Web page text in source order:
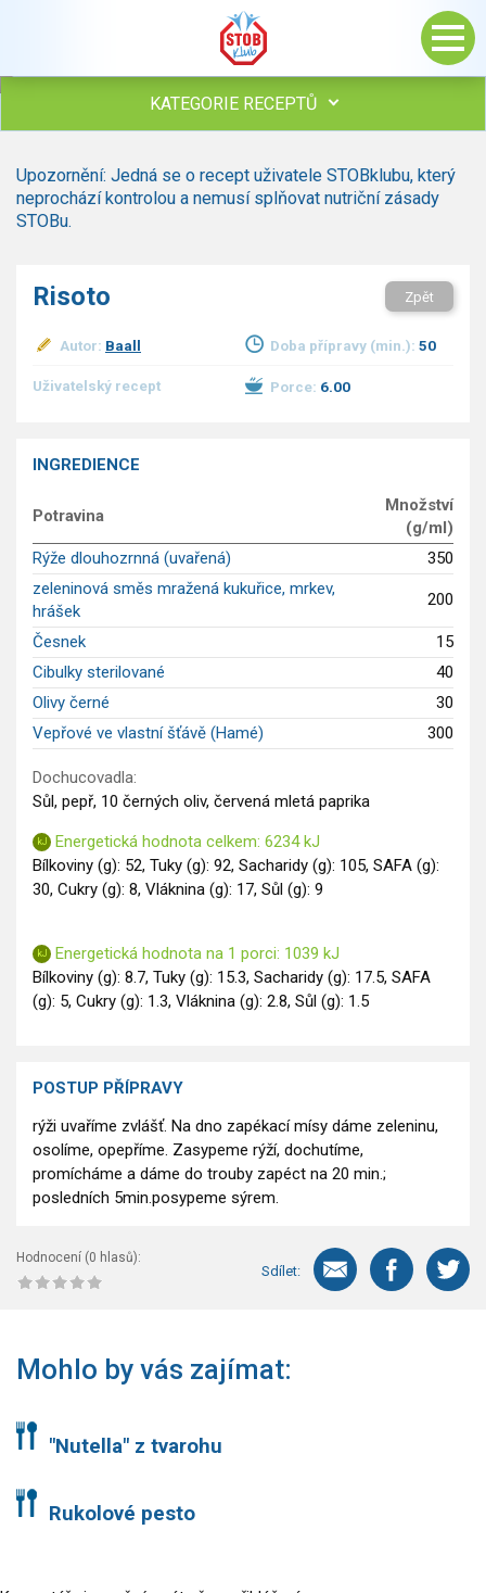
KATEGORIE RECEPTŮ
Polévky
Studená kuchyně
Bezmasé a zeleninové
Sladké pokrmy
Dezerty
Dětské recepty
Upozornění: Jedná se o recept uživatele STOBklubu, který
neprochází kontrolou a nemusí splňovat nutriční zásady
STOBu.
Risoto Zpět
Autor: Baall Doba přípravy (min.): 50
Uživatelský recept Porce: 6.00
INGREDIENCE
Potravina
Množství
(g/ml)
Rýže dlouhozrnná (uvařená)
350
zeleninová směs mražená kukuřice, mrkev,
hrášek
200
Česnek
15
Cibulky sterilované
40
Olivy černé
30
Vepřové ve vlastní šťávě (Hamé)
300
Dochucovadla:
Sůl, pepř, 10 černých oliv, červená mletá paprika
Energetická hodnota celkem: 6234 kJ
Bílkoviny (g): 52, Tuky (g): 92, Sacharidy (g): 105, SAFA (g):
30, Cukry (g): 8, Vláknina (g): 17, Sůl (g): 9
Energetická hodnota na 1 porci: 1039 kJ
Bílkoviny (g): 8.7, Tuky (g): 15.3, Sacharidy (g): 17.5, SAFA
(g): 5, Cukry (g): 1.3, Vláknina (g): 2.8, Sůl (g): 1.5
POSTUP PŘÍPRAVY
rýži uvaříme zvlášť. Na dno zapékací mísy dáme zeleninu,
osolíme, opepříme. Zasypeme rýží, dochutíme,
promícháme a dáme do trouby zapéct na 20 min.;
posledních 5min.posypeme sýrem.
Hodnocení (0 hlasů):
Sdílet:
Mohlo by vás zajímat:
"Nutella" z tvarohu
Rukolové pesto